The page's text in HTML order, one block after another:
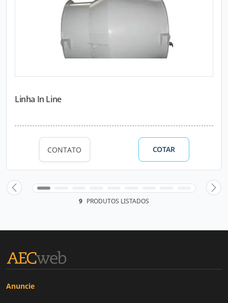
Linha In Line
CONTATO COTAR
9 PRODUTOS LISTADOS
Anuncie